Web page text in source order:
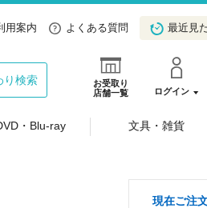
用案内 よくある質問 最近見
お受取り
店舗一覧
ログイン
り検索
・Blu-ray 文具・雑貨
現在ご注